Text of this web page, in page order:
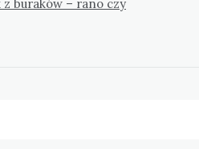
z buraków – rano czy